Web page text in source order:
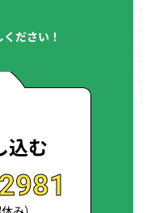
ださい！
込む